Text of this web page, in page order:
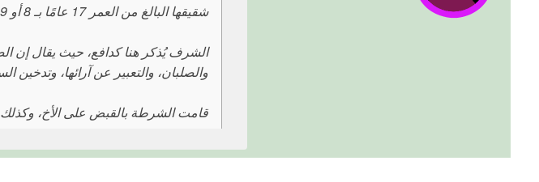
شقيقها البالغ من العمر 17 عامًا بـ 8 أو 9 رصاصات على طريق في مدينة أربيل في كردستان العراق.
الشرف يُذكر هنا كدافع، حيث يقال إن
والصلبان، والتعبير عن آرائها، وتدخين
قامت الشرطة بالقبض على الأخ،